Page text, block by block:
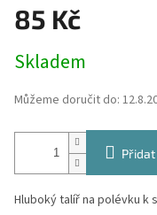
85 Kč
cena:
Skladem
Můžeme doručit do:
Hluboký talíř na polévku k